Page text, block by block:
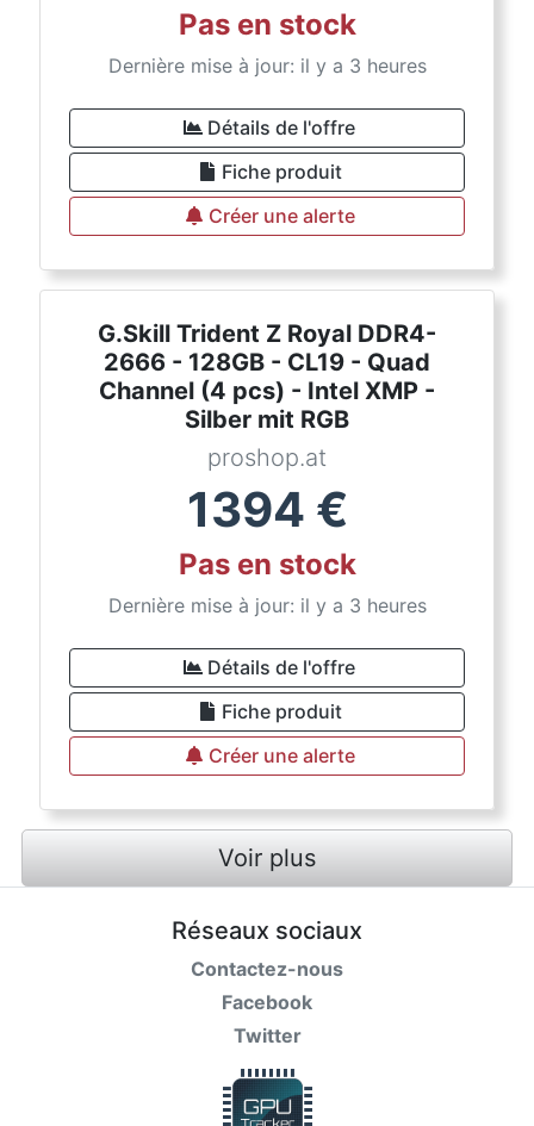
Pas en stock
Dernière mise à jour: il y a 3 heures
Détails de l'offre
Fiche produit
Créer une alerte
G.Skill Trident Z Royal DDR4-
2666 - 128GB - CL19 - Quad
Channel (4 pcs) - Intel XMP -
Silber mit RGB
proshop.at
1394 €
Pas en stock
Dernière mise à jour: il y a 3 heures
Détails de l'offre
Fiche produit
Créer une alerte
Voir plus
Réseaux sociaux
Contactez-nous
Facebook
Twitter